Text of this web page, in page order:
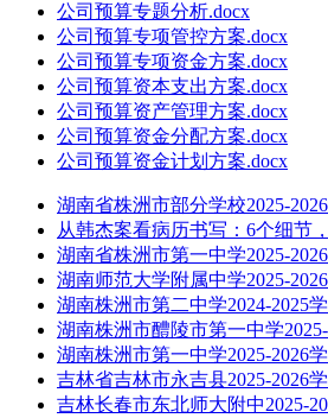
公司预算专题分析.docx
公司预算专项管控方案.docx
公司预算专项资金方案.docx
公司预算资本支出方案.docx
公司预算资产管理方案.docx
公司预算资金分配方案.docx
公司预算资金计划方案.docx
湖南省株洲市部分学校2025-
从韩杰案看病历书写：6个细节
湖南省株洲市第一中学2025-
湖南师范大学附属中学2025-
湖南株洲市第二中学2024-2025
湖南株洲市醴陵市第一中学
湖南株洲市第一中学2025-2026
吉林省吉林市永吉县2025-2026
吉林长春市东北师大附中2025-